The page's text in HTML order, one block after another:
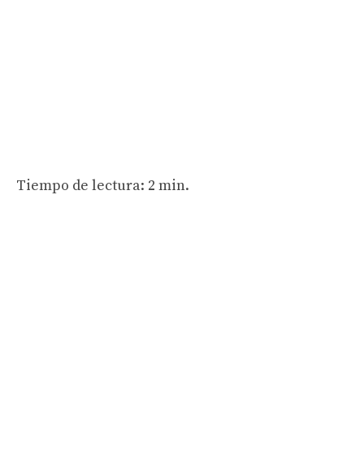
Tiempo de lectura: 2 min.